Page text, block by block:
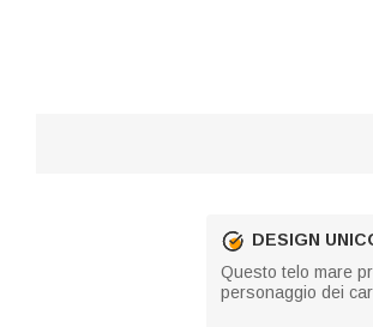
DESIGN
Questo telo mare
personaggio dei